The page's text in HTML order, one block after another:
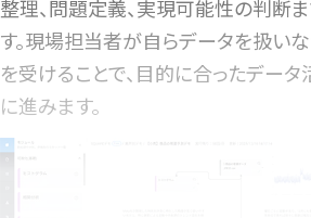
整理、問題定義、実現可能性の判断
す。現場担当者が自らデータを扱い
を受けることで、目的に合ったデー
に進みます。